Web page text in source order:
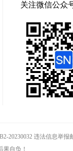
关注微信公众
20230032 违法信息举报
自负！